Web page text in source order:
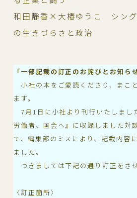
和田靜香×大椿ゆうこ シング
の生きづらさと政治
「一部記載の訂正のお詫びとお知らせ
小社の本をご愛読くださり、まこ
ます。
7月1日に小社より刊行いたしま
労働者、国会へ』に収録しました対
て、編集部のミスにより、記載内容
ました。
つきましては下記の通り訂正をさ
〈訂正箇所〉